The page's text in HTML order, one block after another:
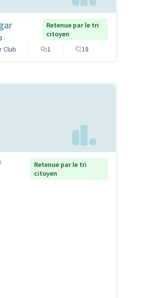
Retenue par le tri
citoyen
Club
1 18
Retenue par le tri
citoyen